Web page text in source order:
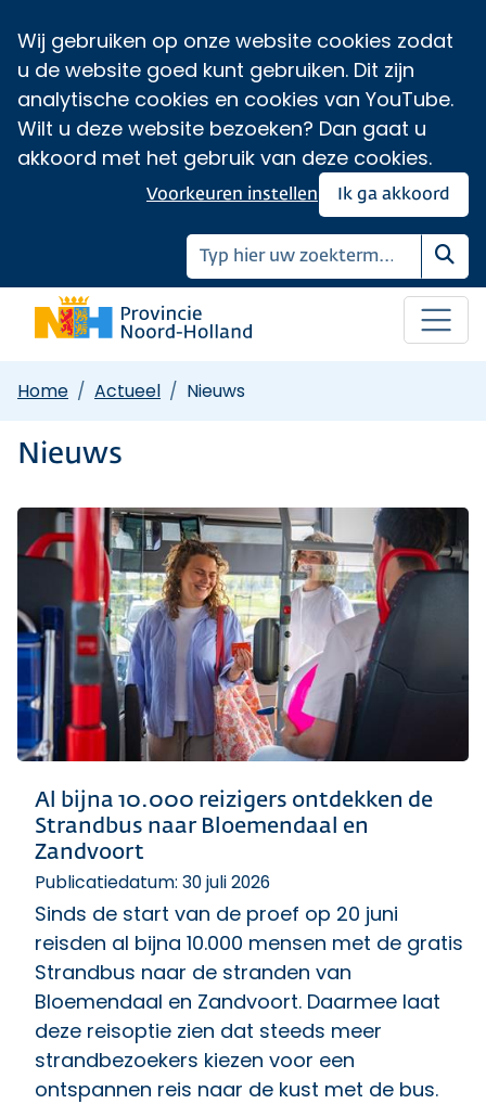
Wij gebruiken op onze website cookies zodat
u de website goed kunt gebruiken. Dit zijn
analytische cookies en cookies van YouTube.
Wilt u deze website bezoeken? Dan gaat u
akkoord met het gebruik van deze cookies.
Ik ga akkoord
Voorkeuren instellen
Home Actueel Nieuws
Nieuws
Al bijna 10.000 reizigers ontdekken de
Strandbus naar Bloemendaal en
Zandvoort
Publicatiedatum: 30 juli 2026
Sinds de start van de proef op 20 juni
reisden al bijna 10.000 mensen met de gratis
Strandbus naar de stranden van
Bloemendaal en Zandvoort. Daarmee laat
deze reisoptie zien dat steeds meer
strandbezoekers kiezen voor een
ontspannen reis naar de kust met de bus.